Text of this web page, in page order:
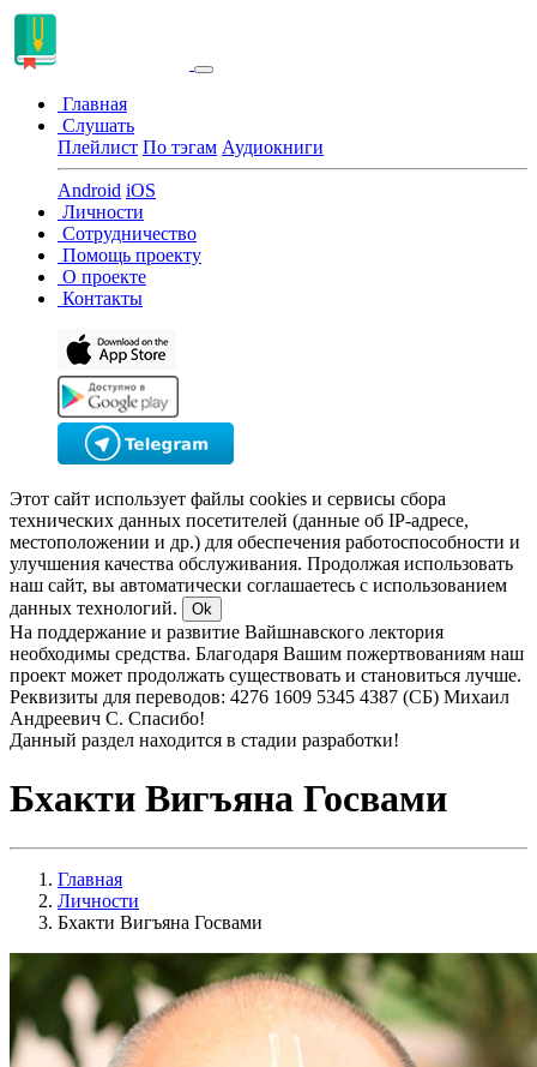
Главная
Слушать
Плейлист По тэгам Аудиокниги
Android iOS
Личности
Сотрудничество
Помощь проекту
О проекте
Контакты
Этот сайт использует файлы cookies и сервисы сбора
технических данных посетителей (данные об IP-адресе,
местоположении и др.) для обеспечения работоспособности и
улучшения качества обслуживания. Продолжая использовать
наш сайт, вы автоматически соглашаетесь с использованием
данных технологий.
Ok
На поддержание и развитие Вайшнавского лектория
необходимы средства. Благодаря Вашим пожертвованиям наш
проект может продолжать существовать и становиться лучше.
Реквизиты для переводов: 4276 1609 5345 4387 (СБ) Михаил
Андреевич С. Спасибо!
Данный раздел находится в стадии разработки!
Бхакти Вигъяна Госвами
Главная
Личности
Бхакти Вигъяна Госвами